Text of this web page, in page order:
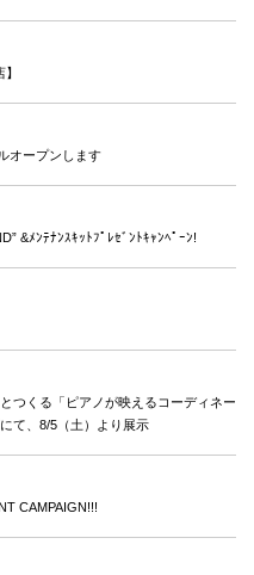
オープンします
&ﾒﾝﾃﾅﾝｽｷｯﾄﾌﾟﾚｾﾞﾝﾄｷｬﾝﾍﾟｰﾝ!
つくる「ピアノが映えるコーディネー
て、8/5（土）より展示
CAMPAIGN!!!